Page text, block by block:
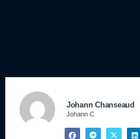
Johann Chanseaud
Johann C